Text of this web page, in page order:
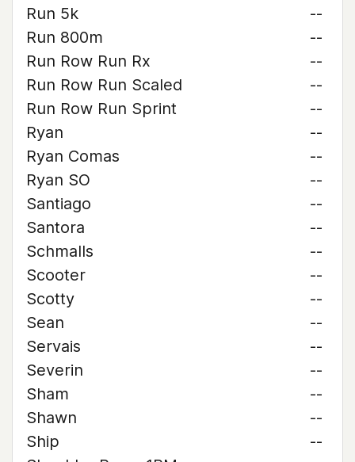
Run 5k
--
Run 800m
--
Run Row Run Rx
--
Run Row Run Scaled
--
Run Row Run Sprint
--
Ryan
--
Ryan Comas
--
Ryan SO
--
Santiago
--
Santora
--
Schmalls
--
Scooter
--
Scotty
--
Sean
--
Servais
--
Severin
--
Sham
--
Shawn
--
Ship
--